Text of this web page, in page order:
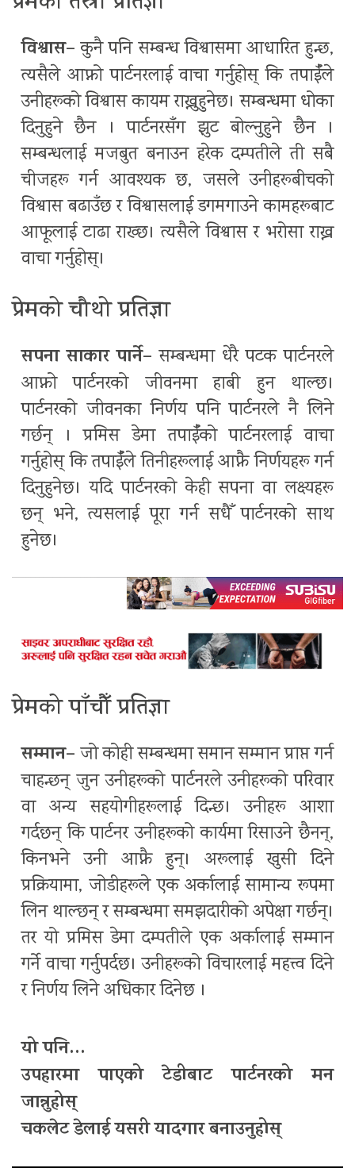
विश्वास– कुनै पनि सम्बन्ध विश्वासमा आधारित हुन्छ,
त्यसैले आफ्नो पार्टनरलाई वाचा गर्नुहोस् कि तपाईँले
उनीहरूको विश्वास कायम राख्नुहुनेछ। सम्बन्धमा धोका
दिनुहुने छैन । पार्टनरसँग झुट बोल्नुहुने छैन ।
सम्बन्धलाई मजबुत बनाउन हरेक दम्पतीले ती सबै
चीजहरू गर्न आवश्यक छ, जसले उनीहरूबीचको
विश्वास बढाउँछ र विश्वासलाई डगमगाउने कामहरूबाट
आफूलाई टाढा राख्छ। त्यसैले विश्वास र भरोसा राख्न
वाचा गर्नुहोस्।
प्रेमको चौथो प्रतिज्ञा
सपना साकार पार्ने– सम्बन्धमा धेरै पटक पार्टनरले
आफ्नो पार्टनरको जीवनमा हाबी हुन थाल्छ।
पार्टनरको जीवनका निर्णय पनि पार्टनरले नै लिने
गर्छन् । प्रमिस डेमा तपाईँको पार्टनरलाई वाचा
गर्नुहोस् कि तपाईँले तिनीहरूलाई आफ्नै निर्णयहरू गर्न
दिनुहुनेछ। यदि पार्टनरको केही सपना वा लक्ष्यहरू
छन् भने, त्यसलाई पूरा गर्न सधैँ पार्टनरको साथ
हुनेछ।
प्रेमको पाँचौँ प्रतिज्ञा
सम्मान– जो कोही सम्बन्धमा समान सम्मान प्राप्त गर्न
चाहन्छन् जुन उनीहरूको पार्टनरले उनीहरूको परिवार
वा अन्य सहयोगीहरूलाई दिन्छ। उनीहरू आशा
गर्दछन् कि पार्टनर उनीहरूको कार्यमा रिसाउने छैनन्,
किनभने उनी आफ्नै हुन्। अरूलाई खुसी दिने
प्रक्रियामा, जोडीहरूले एक अर्कालाई सामान्य रूपमा
लिन थाल्छन् र सम्बन्धमा समझदारीको अपेक्षा गर्छन्।
तर यो प्रमिस डेमा दम्पतीले एक अर्कालाई सम्मान
गर्ने वाचा गर्नुपर्दछ। उनीहरूको विचारलाई महत्त्व दिने
र निर्णय लिने अधिकार दिनेछ ।
यो पनि…
उपहारमा पाएको टेडीबाट पार्टनरको मन
जान्नुहोस्
चकलेट डेलाई यसरी यादगार बनाउनुहोस्